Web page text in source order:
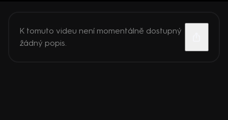
K tomuto videu není momentálně dostupný
žádný popis.